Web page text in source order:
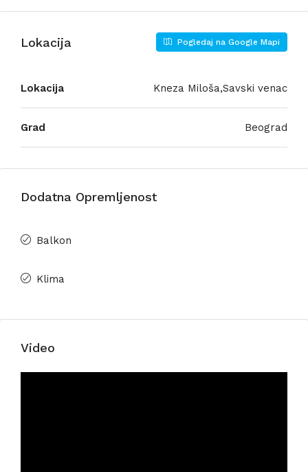
Lokacija Pogledaj na Google Mapi
Lokacija Kneza Miloša,Savski venac
Grad Beograd
Dodatna Opremljenost
Balkon
Klima
Video